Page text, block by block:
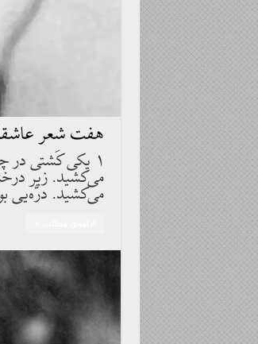
هفت شعر
۱ يكى كَشتى در
مى‌كشيد. زير
مى‌كشيد. درّه‌يى